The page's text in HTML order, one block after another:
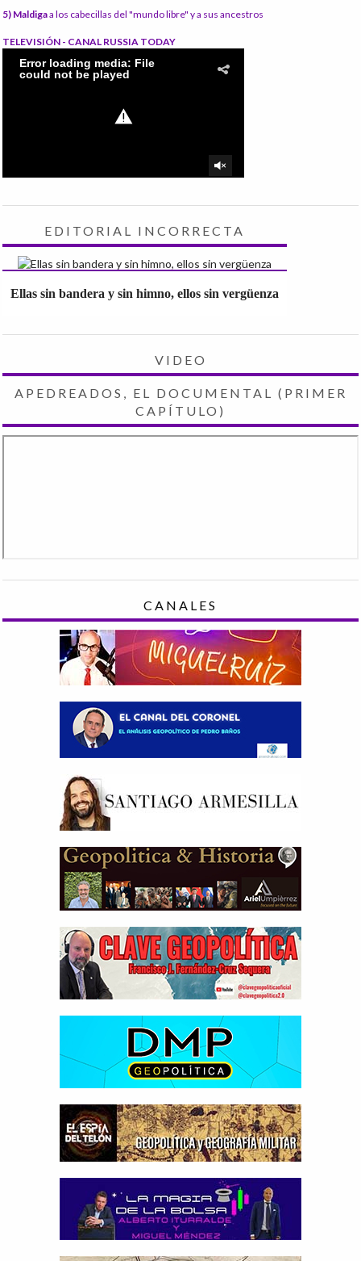
5) Maldigaa los cabecillas del "mundo libre" y a sus ancestros
TELEVISIÓN - CANAL RUSSIA TODAY
EDITORIAL INCORRECTA
Ellas sin bandera y sin himno, ellos sin vergüenza
VIDEO
APEDREADOS, EL DOCUMENTAL (PRIMER
CAPÍTULO)
CANALES